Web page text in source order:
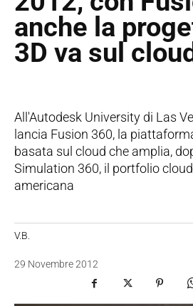
anche la
3D va sul cloud
All'Autodesk University di Las
lancia Fusion 360, la
basata sul cloud che amplia,
Simulation 360, il portfolio
americana
V.B.
29 Novembre 2012